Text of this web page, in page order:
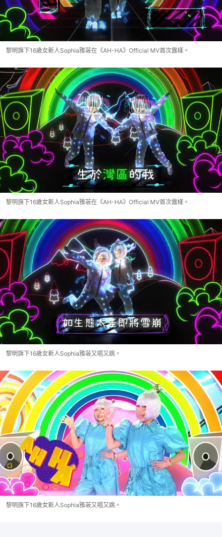
黎明旗下16歲女新人Sophia雅荍在《AH-HA》Official MV首次露樣。
黎明旗下16歲女新人Sophia雅荍在《AH-HA》Official MV首次露樣。
黎明旗下16歲女新人Sophia雅荍又唱又跳。
黎明旗下16歲女新人Sophia雅荍又唱又跳。